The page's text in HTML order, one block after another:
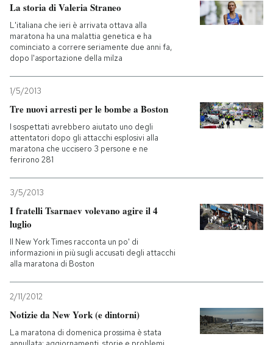
AREA PERSONALE
Entra
La storia di Valeria Straneo
L'italiana che ieri è arrivata ottava alla
maratona ha una malattia genetica e ha
cominciato a correre seriamente due anni fa,
dopo l'asportazione della milza
1/5/2013
Tre nuovi arresti per le bombe a Boston
I sospettati avrebbero aiutato uno degli
attentatori dopo gli attacchi esplosivi alla
maratona che uccisero 3 persone e ne
ferirono 281
3/5/2013
I fratelli Tsarnaev volevano agire il 4
luglio
Il New York Times racconta un po' di
informazioni in più sugli accusati degli attacchi
alla maratona di Boston
2/11/2012
Notizie da New York (e dintorni)
La maratona di domenica prossima è stata